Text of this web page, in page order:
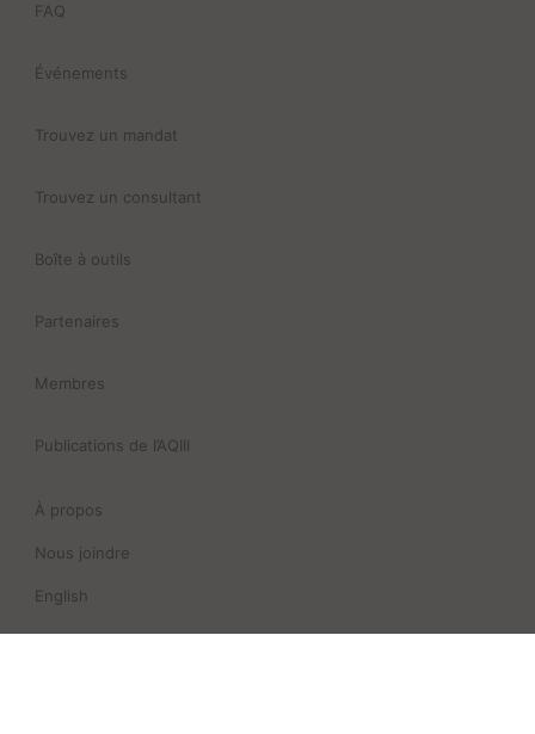
FAQ
Événements
Trouvez un mandat
Trouvez un consultant
Boîte à outils
Partenaires
Membres
Publications de l’AQIII
À propos
Nous joindre
English